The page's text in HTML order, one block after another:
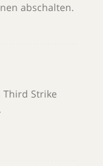
abschalten.
Strike